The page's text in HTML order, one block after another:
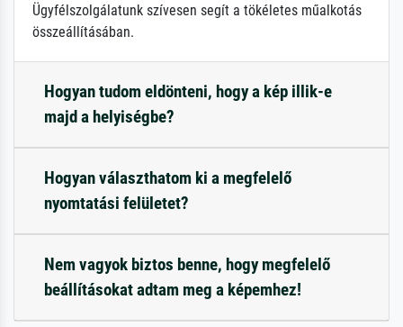
Ügyfélszolgálatunk szívesen segít a tökéletes műalkotás
összeállításában.
Hogyan tudom eldönteni, hogy a kép illik-e
majd a helyiségbe?
Hogyan választhatom ki a megfelelő
nyomtatási felületet?
Nem vagyok biztos benne, hogy megfelelő
beállításokat adtam meg a képemhez!